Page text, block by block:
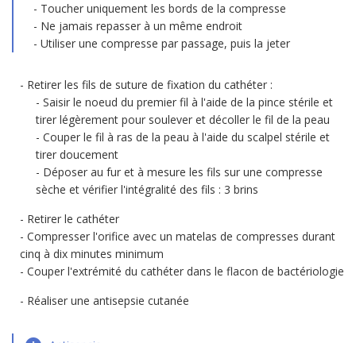
Toucher uniquement les bords de la compresse
Ne jamais repasser à un même endroit
Utiliser une compresse par passage, puis la jeter
Retirer les fils de suture de fixation du cathéter :
Saisir le noeud du premier fil à l'aide de la pince stérile et
tirer légèrement pour soulever et décoller le fil de la peau
Couper le fil à ras de la peau à l'aide du scalpel stérile et
tirer doucement
Déposer au fur et à mesure les fils sur une compresse
sèche et vérifier l'intégralité des fils : 3 brins
Retirer le cathéter
Compresser l'orifice avec un matelas de compresses durant
cinq à dix minutes minimum
Couper l'extrémité du cathéter dans le flacon de bactériologie
Réaliser une antisepsie cutanée